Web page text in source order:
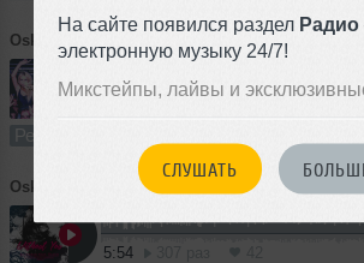
На сайте появился раздел Радио
электронную музыку 24/7!
Микстейпы, лайвы и
СЛУШАТЬ
Oskar Andrey Exx, Troitski feat. Diva Vocal - Get Up Stand Up (DJOSKAR Remix)
Ремикс
Oskar Avidance feat. Samir - Without You (Remix DJ OSKAR & DJ KARIMOV)
5:54